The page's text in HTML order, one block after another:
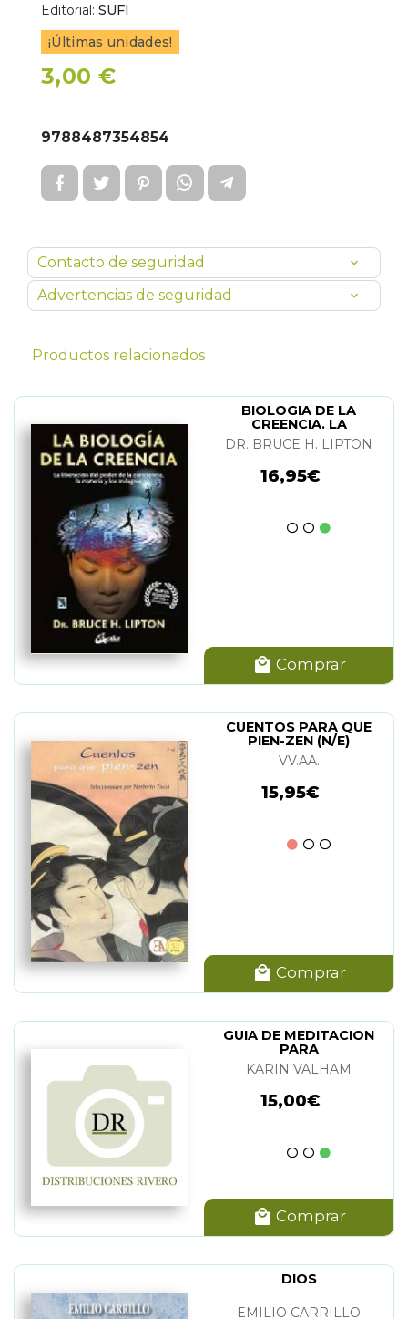
Editorial: SUFI
¡Últimas unidades!
3,00 €
9788487354854
Contacto de seguridad
Advertencias de seguridad
Productos relacionados
BIOLOGIA DE LA
CREENCIA. LA
DR. BRUCE H. LIPTON
16,95€
Comprar
CUENTOS PARA QUE
PIEN-ZEN (N/E)
VV.AA.
15,95€
Comprar
GUIA DE MEDITACION
PARA
PRINCIPIANTES(N.EDIC)
KARIN VALHAM
15,00€
Comprar
DIOS
EMILIO CARRILLO